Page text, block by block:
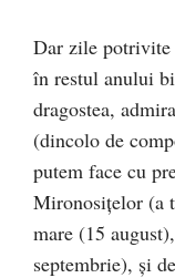
Dar zile potrivite
în restul anului
dragostea,
(dincolo de
putem face cu
Mironosiţelor (a
mare (15
septembrie), şi